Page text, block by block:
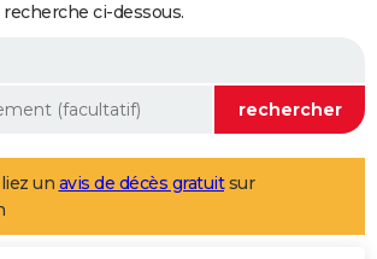
ci-dessous.
un avis de décès gratuitsur